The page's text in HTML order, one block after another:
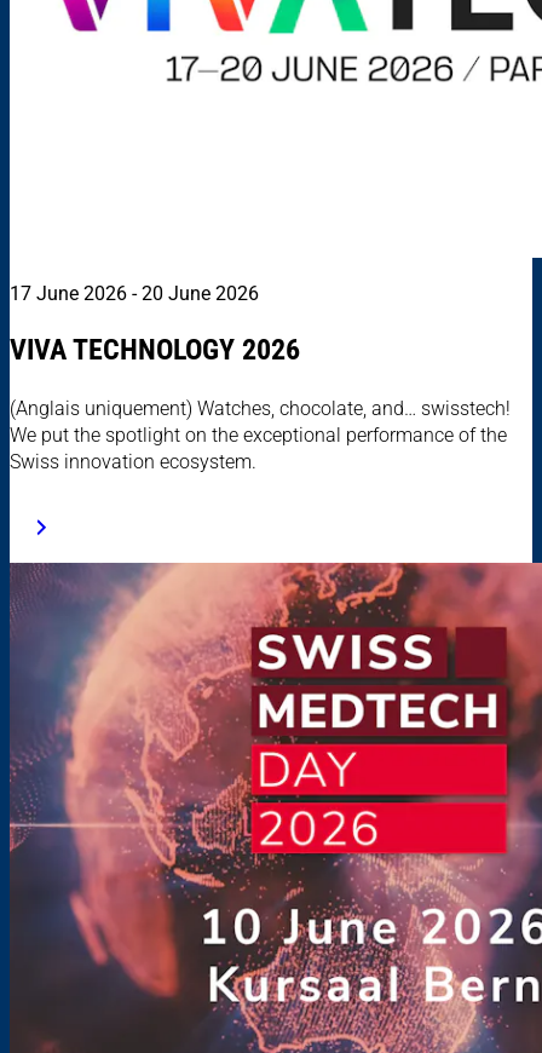
17 June 2026 - 20 June 2026
VIVA TECHNOLOGY 2026
(Anglais uniquement) Watches, chocolate, and… swisstech!
We put the spotlight on the exceptional performance of the
Swiss innovation ecosystem.